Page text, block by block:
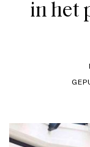
in het